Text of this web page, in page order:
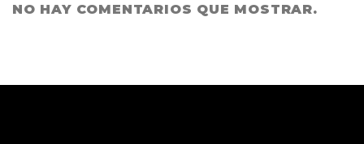
NO HAY COMENTARIOS QUE MOSTRAR.